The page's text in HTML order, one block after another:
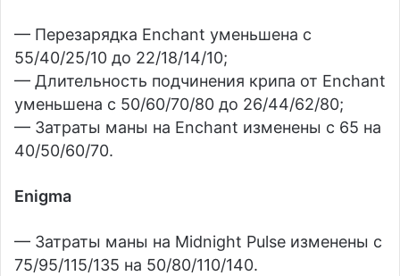
— Перезарядка Enchant уменьшена с
55/40/25/10 до 22/18/14/10;
— Длительность подчинения крипа от Enchant
уменьшена с 50/60/70/80 до 26/44/62/80;
— Затраты маны на Enchant изменены с 65 на
40/50/60/70.
Enigma
— Затраты маны на Midnight Pulse изменены с
75/95/115/135 на 50/80/110/140.